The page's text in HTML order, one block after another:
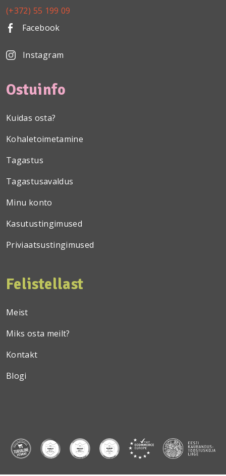
(+372) 55 199 09
Facebook
Instagram
Ostuinfo
Kuidas osta?
Kohaletoimetamine
Tagastus
Tagastusavaldus
Minu konto
Kasutustingimused
Priviaatsustingimused
Felistellast
Meist
Miks osta meilt?
Kontakt
Blogi